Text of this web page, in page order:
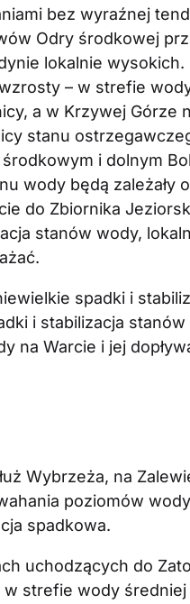
bez wyraźnej
Odry środkowej
lokalnie
– w strefie
a w Krzywej Górze
stanu
i dolnym
wody będą zależały
do Zbiornika
stanów wody,
spadki i
i stabilizacja
na Warcie i jej
Wybrzeża, na
poziomów
spadkowa.
uchodzących do
w strefie wody